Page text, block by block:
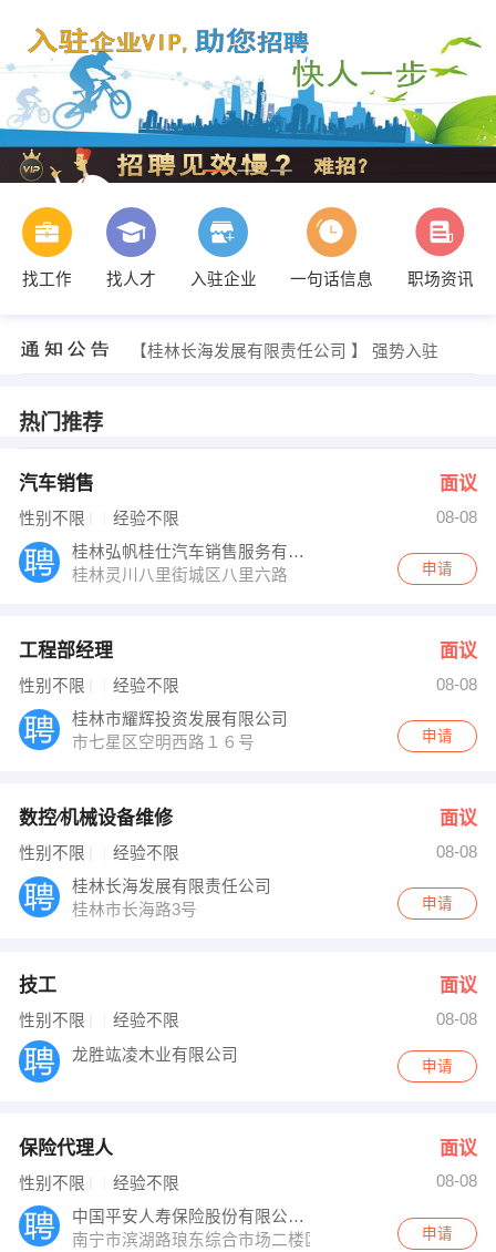
找工作 找人才 入驻企业 一句话信息 职场资讯
【桂林长海发展有限责任公司 】 强势入驻
文世宇 发布 [技工 ] 招聘信息
李娟 发布 [保险代理人 ] 招聘信息
【桂林长海发展有限责任公司 】 强势入驻
热门推荐
汽车销售 面议
性别不限 经验不限
08-08
桂林弘帆桂仕汽车销售服务有限公司
桂林灵川八里街城区八里六路
申请
工程部经理 面议
性别不限 经验不限
08-08
桂林市耀辉投资发展有限公司
市七星区空明西路１６号
申请
数控∕机械设备维修 面议
性别不限 经验不限
08-08
桂林长海发展有限责任公司
桂林市长海路3号
申请
技工 面议
性别不限 经验不限
08-08
龙胜竑凌木业有限公司
申请
保险代理人 面议
性别不限 经验不限
08-08
中国平安人寿保险股份有限公司广西分公司区
南宁市滨湖路琅东综合市场二楼区拓部十课
申请